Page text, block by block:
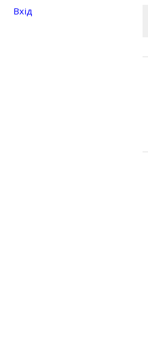
Вхід